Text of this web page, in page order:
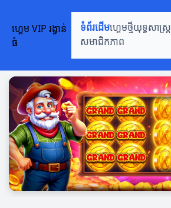
ហ្គេម VIP រង្វាន់
ធំ
ទំព័រដើមហ្គេមថ្មីយុទ្ធសាស្ត្រ
សមាជិកភាព